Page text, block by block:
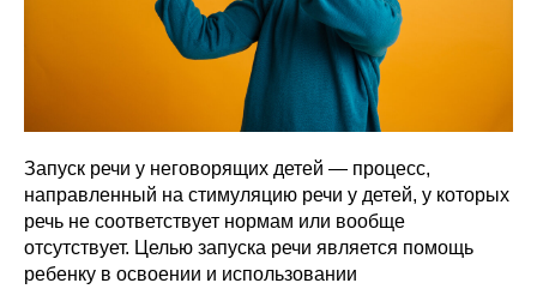
Запуск речи у неговорящих детей — процесс,
направленный на стимуляцию речи у детей, у которых
речь не соответствует нормам или вообще
отсутствует. Целью запуска речи является помощь
ребенку в освоении и использовании